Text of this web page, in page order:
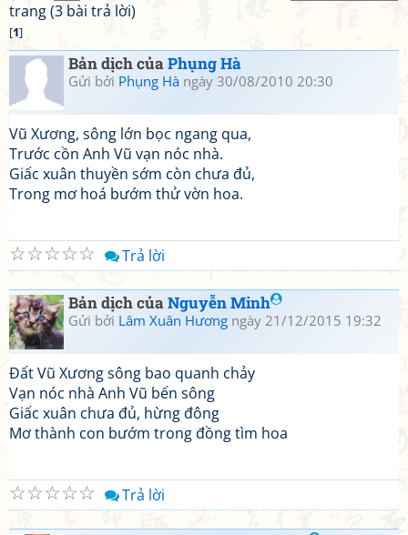
trang (3 bài trả lời)
[1]
Bản dịch củaPhụng Hà
Gửi bởi Phụng Hà ngày 30/08/2010 20:30
Vũ Xương, sông lớn bọc ngang qua,
Trước cồn Anh Vũ vạn nóc nhà.
Giấc xuân thuyền sớm còn chưa đủ,
Trong mơ hoá bướm thử vờn hoa.
☆
☆
☆
☆
☆ Trả lời
Bản dịch củaNguyễn Minh
Gửi bởi Lâm Xuân Hương ngày 21/12/2015 19:32
Đất Vũ Xương sông bao quanh chảy
Vạn nóc nhà Anh Vũ bến sông
Giấc xuân chưa đủ, hừng đông
Mơ thành con bướm trong đồng tìm hoa
☆
☆
☆
☆
☆ Trả lời